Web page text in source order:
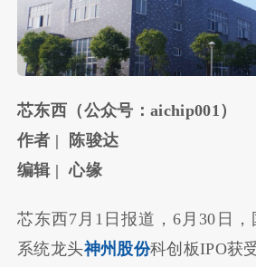
芯东西（公众号：aichip001）
作者 | 陈骏达
编辑 | 心缘
芯东西7月1日报道，6月30日
系统龙头神州股份科创板IPO获